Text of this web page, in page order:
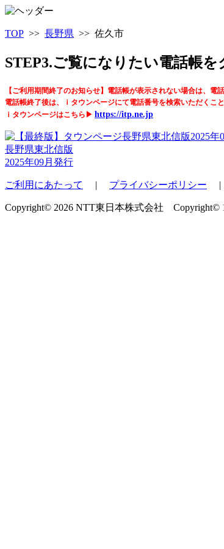
TOP >> 長野県 >> 佐久市
STEP3.ご覧になりたい電話帳
【ご利用期間終了のお知らせ】電話帳が表示されない場合は、電
電話帳終了後は、ｉタウンページにて電話番号を検索いただくこと
ｉタウンページはこちら▶ https://itp.ne.jp
長野県東北信版
2025年09月発行
ご利用にあたって | プライバシーポリシー
Copyright© 2026 NTT東日本株式会社 Copyright©